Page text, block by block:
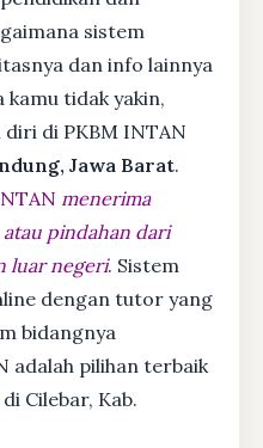
sistem
dan info lainnya
kamu tidak yakin,
di PKBM INTAN
Jawa Barat.
menerima
pindahan dari
luar negeri. Sistem
dengan tutor yang
bidangnya
adalah pilihan terbaik
Cilebar, Kab.